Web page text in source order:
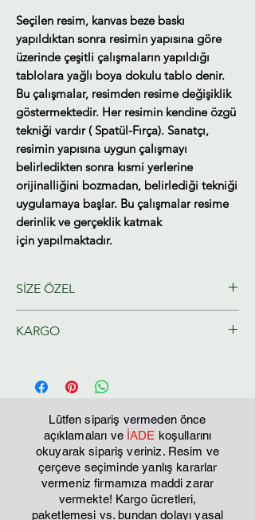
Seçilen resim, kanvas beze baskı
yapıldıktan sonra resimin yapısına göre
üzerinde çeşitli çalışmaların yapıldığı
tablolara yağlı boya dokulu tablo denir.
Bu çalışmalar, resimden resime değişiklik
göstermektedir. Her resimin kendine özgü
tekniği vardır ( Spatül-Fırça). Sanatçı,
resimin yapısına uygun çalışmayı
belirledikten sonra kısmi yerlerine
orijinalliğini bozmadan, belirlediği tekniği
uygulamaya başlar. Bu çalışmalar resime
derinlik ve gerçeklik katmak
için yapılmaktadır.
SİZE ÖZEL
olarak hazırlanacaktır.
KARGO
Tahmini Kargo teslim 2-3 iş günü
Lütfen sipariş vermeden önce
açıklamaları ve İADE koşullarını
okuyarak sipariş veriniz. Resim ve
çerçeve seçiminde yanlış kararlar
vermeniz firmamıza maddi zarar
vermekte! Kargo ücretleri,
paketlemesi vs. bundan dolayı yasal